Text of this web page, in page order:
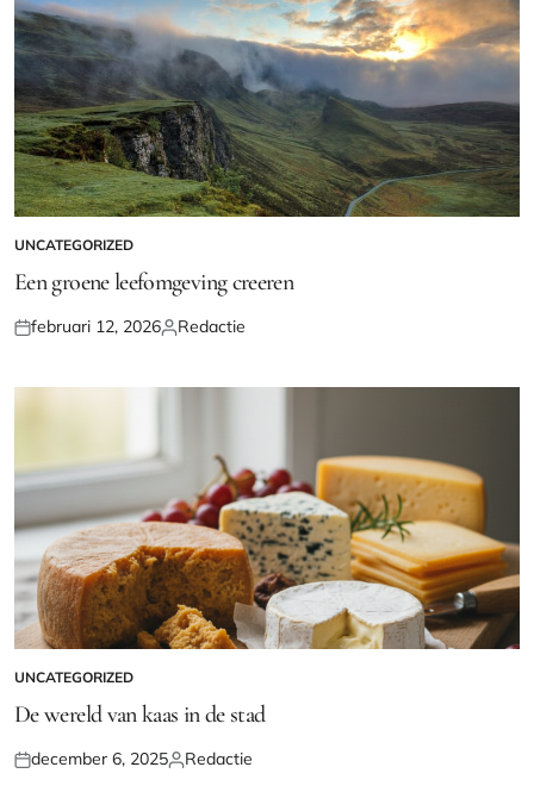
GEPLAATST
IN
UNCATEGORIZED
Een groene leefomgeving creeren
Geplaatst
februari 12, 2026Geplaatst
Redactie
GEPLAATST
IN
UNCATEGORIZED
De wereld van kaas in de stad
Geplaatst
december 6, 2025Geplaatst
Redactie